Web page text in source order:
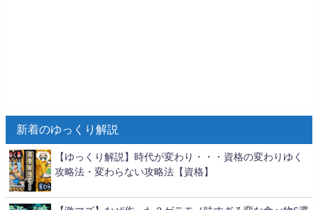
新着のゆっくり解説
【ゆっくり解説】時代が変わり・・・資格の変わりゆく
攻略法・変わらない攻略法【資格】